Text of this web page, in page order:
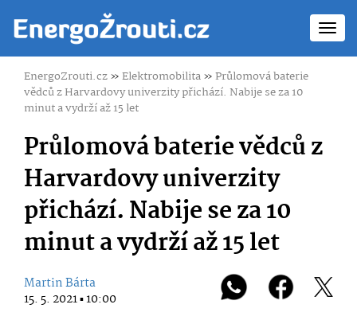
EnergoZrouti.cz»Elektromobilita»Průlomová baterie
vědců z Harvardovy univerzity přichází. Nabije se za 10
minut a vydrží až 15 let
Průlomová baterie vědců z
Harvardovy univerzity
přichází. Nabije se za 10
minut a vydrží až 15 let
Martin Bárta
15. 5. 2021 ▪ 10:00